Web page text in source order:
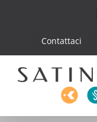
Contattaci